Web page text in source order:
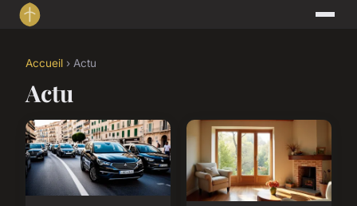
Accueil › Actu
Actu